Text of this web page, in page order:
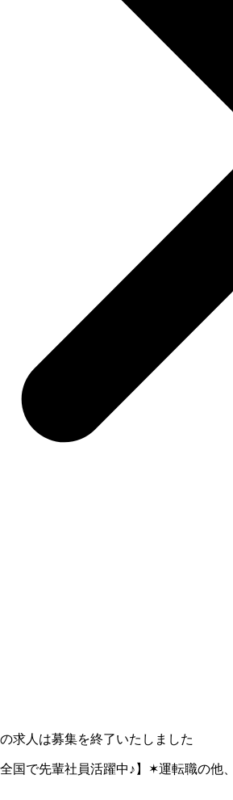
求人は募集を終了いたしました
国で先輩社員活躍中♪】✶運転職の他